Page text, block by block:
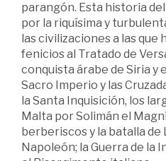
parangón. Esta historia
por la riquísima y
las civilizaciones a las que
fenicios al Tratado de
conquista árabe de Siria y
Sacro Imperio y las
la Santa Inquisición, los
Malta por Solimán el
berberiscos y la batalla de
Napoleón; la Guerra de la